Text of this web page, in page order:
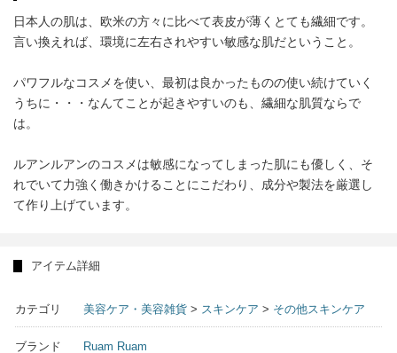
日本人の肌は、欧米の方々に比べて表皮が薄くとても繊細です。
言い換えれば、環境に左右されやすい敏感な肌だということ。
パワフルなコスメを使い、最初は良かったものの使い続けていく
うちに・・・なんてことが起きやすいのも、繊細な肌質ならで
は。
ルアンルアンのコスメは敏感になってしまった肌にも優しく、そ
れでいて力強く働きかけることにこだわり、成分や製法を厳選し
て作り上げています。
アイテム詳細
カテゴリ 美容ケア・美容雑貨 > スキンケア > その他スキンケア
ブランド Ruam Ruam